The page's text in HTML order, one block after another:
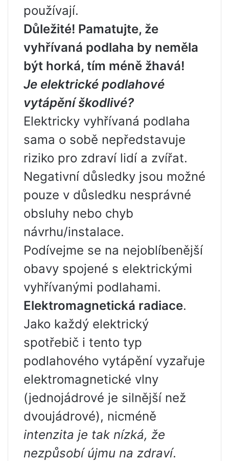
používají.
Důležité! Pamatujte, že
vyhřívaná podlaha by neměla
být horká, tím méně žhavá!
Je elektrické podlahové
vytápění škodlivé?
Elektricky vyhřívaná podlaha
sama o sobě nepředstavuje
riziko pro zdraví lidí a zvířat.
Negativní důsledky jsou možné
pouze v důsledku nesprávné
obsluhy nebo chyb
návrhu/instalace.
Podívejme se na nejoblíbenější
obavy spojené s elektrickými
vyhřívanými podlahami.
Elektromagnetická radiace.
Jako každý elektrický
spotřebič i tento typ
podlahového vytápění vyzařuje
elektromagnetické vlny
(jednojádrové je silnější než
dvoujádrové), nicméně
intenzita je tak nízká, že
nezpůsobí újmu na zdraví.